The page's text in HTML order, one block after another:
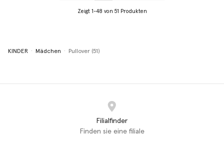
Zeigt 1-48 von 51 Produkten
KINDER Mädchen Pullover (51)
Filialfinder
Finden sie eine filiale